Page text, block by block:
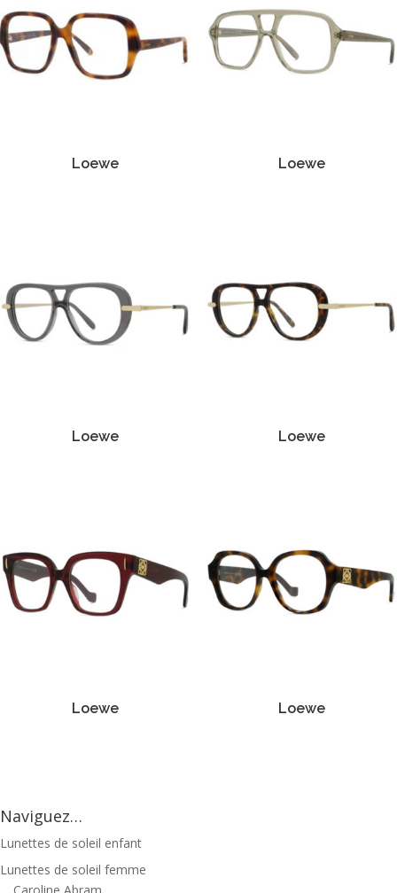
Loewe Loewe
Loewe Loewe
Loewe Loewe
Naviguez…
Lunettes de soleil enfant
Lunettes de soleil femme